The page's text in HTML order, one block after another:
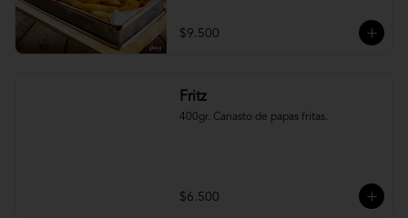
$9.500
Fritz
400gr. Canasto de papas fritas.
$6.500